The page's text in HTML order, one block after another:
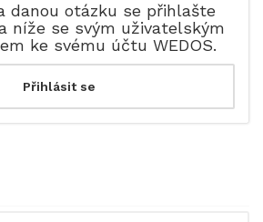
danou otázku se přihlašte
níže se svým uživatelským
ke svému účtu WEDOS.